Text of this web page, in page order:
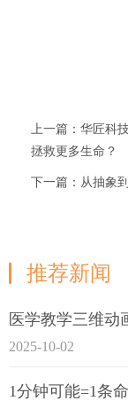
上一篇：华匠科
拯救更多生命？
下一篇：从抽象
推荐新闻
医学教学三维动
2025-10-02